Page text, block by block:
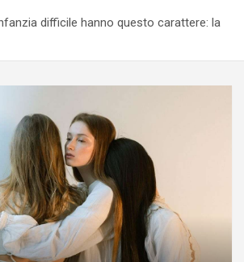
difficile hanno questo carattere: la